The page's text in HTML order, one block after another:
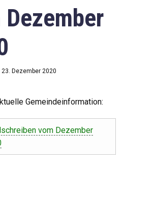
Dezember 2020
Gemeindeinformation:
vom Dezember